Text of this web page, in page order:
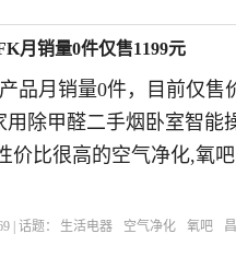
月销量0件仅售1199元
品月销量0件，目前仅售
除甲醛二手烟卧室智能
价比很高的空气净化,氧
| 话题： 生活电器 空气净化 氧吧